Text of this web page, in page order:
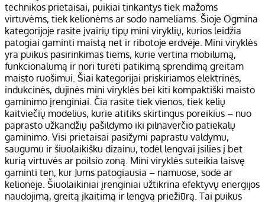
technikos prietaisai, puikiai tinkantys tiek mažoms
virtuvėms, tiek kelionėms ar sodo nameliams. Šioje Ogmina
kategorijoje rasite įvairių tipų mini viryklių, kurios leidžia
patogiai gaminti maistą net ir ribotoje erdvėje. Mini viryklės
yra puikus pasirinkimas tiems, kurie vertina mobilumą,
funkcionalumą ir nori turėti patikimą sprendimą greitam
maisto ruošimui. Šiai kategorijai priskiriamos elektrinės,
indukcinės, dujinės mini viryklės bei kiti kompaktiški maisto
gaminimo įrenginiai. Čia rasite tiek vienos, tiek kelių
kaitviečių modelius, kurie atitiks skirtingus poreikius – nuo
paprasto užkandžių pašildymo iki pilnaverčio patiekalų
gaminimo. Visi prietaisai pasižymi paprastu valdymu,
saugumu ir šiuolaikišku dizainu, todėl lengvai įsilies į bet
kurią virtuvės ar poilsio zoną. Mini viryklės suteikia laisvę
gaminti ten, kur Jums patogiausia – namuose, sode ar
kelionėje. Šiuolaikiniai įrenginiai užtikrina efektyvų energijos
naudojimą, greitą įkaitimą ir lengvą priežiūrą. Tai puikus